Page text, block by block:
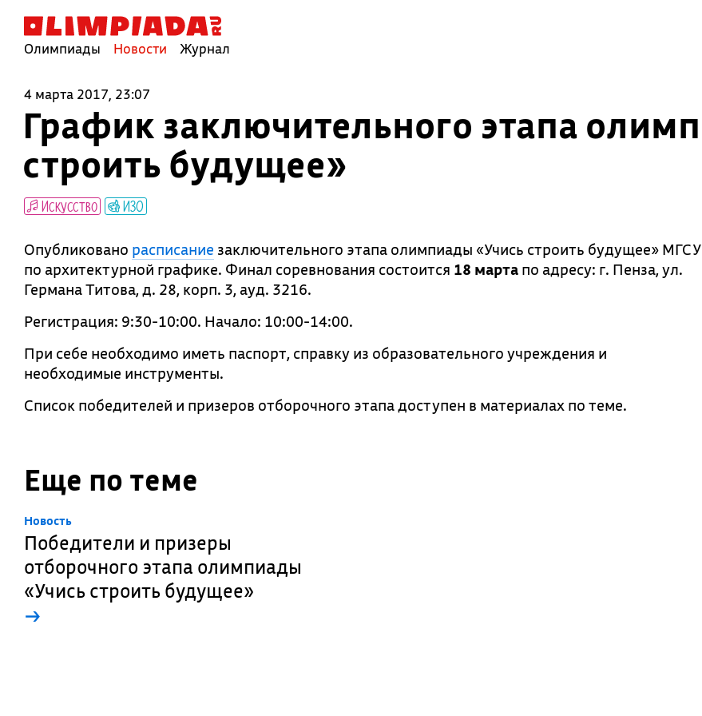
Олимпиады Новости Журнал
4 марта 2017, 23:07
График заключительного этапа
строить будущее»
Искусство ИЗО
Опубликовано расписание заключительного этапа олимпиады «Учись строить будущее» МГСУ
по архитектурной графике. Финал соревнования состоится 18 марта по адресу: г. Пенза, ул.
Германа Титова, д. 28, корп. 3, ауд. 3216.
Регистрация: 9:30-10:00. Начало: 10:00-14:00.
При себе необходимо иметь паспорт, справку из образовательного учреждения и
необходимые инструменты.
Список победителей и призеров отборочного этапа доступен в материалах по теме.
Еще по теме
Новость
Победители и призеры
отборочного этапа олимпиады
«Учись строить будущее»
→